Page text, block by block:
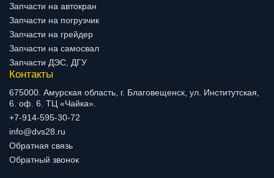
Запчасти на автокран
Запчасти на погрузчик
Запчасти на грейдер
Запчасти на самосвал
Запчасти ДЭС, ДГУ
Контакты
675000. Амурская область, г. Благовещенск, ул. Институтская,
6. оф. 6. ТЦ «Чайка».
+7-914-595-30-72
info@dvs28.ru
Обратная связь
Обратный звонок